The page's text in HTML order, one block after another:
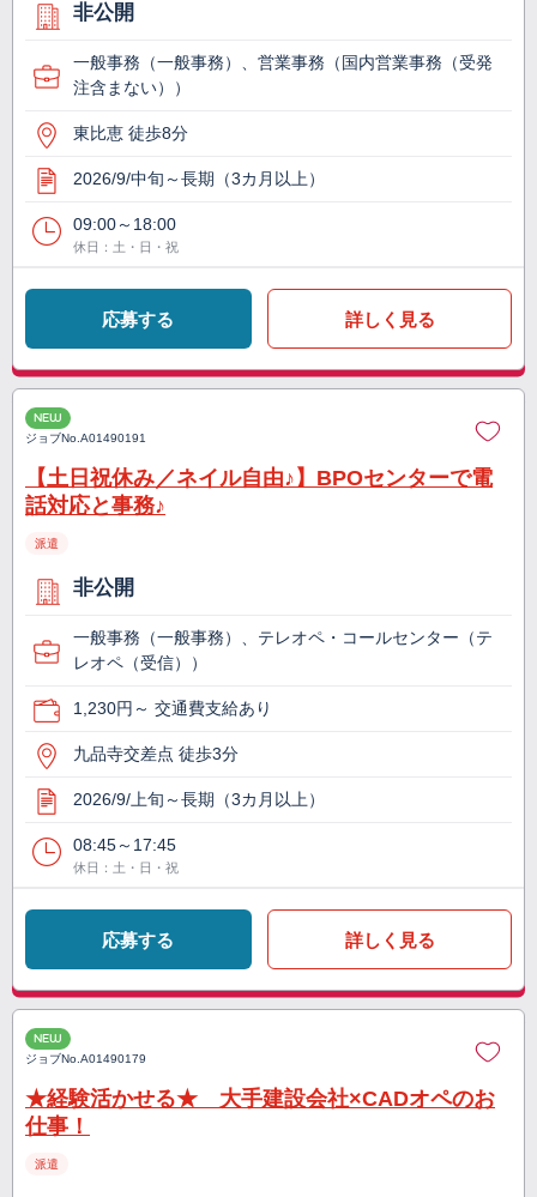
非公開
一般事務（一般事務）、営業事務（国内営業事務（受発
注含まない））
東比恵 徒歩8分
2026/9/中旬～長期（3カ月以上）
09:00～18:00
休日：土・日・祝
応募する 詳しく見る
NEW
ジョブNo.A01490191
【土日祝休み／ネイル自由♪】BPOセンターで電
話対応と事務♪
派遣
非公開
一般事務（一般事務）、テレオペ・コールセンター（テ
レオペ（受信））
1,230円～ 交通費支給あり
九品寺交差点 徒歩3分
2026/9/上旬～長期（3カ月以上）
08:45～17:45
休日：土・日・祝
応募する 詳しく見る
NEW
ジョブNo.A01490179
★経験活かせる★ 大手建設会社×CADオペのお
仕事！
派遣